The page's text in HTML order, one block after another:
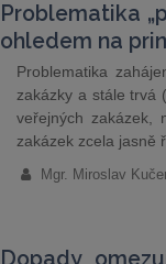
Problematika
ohledem na
Problematika
zakázky a stále trvá
veřejných zakázek,
zakázek zcela jasně
Mgr. Miroslav